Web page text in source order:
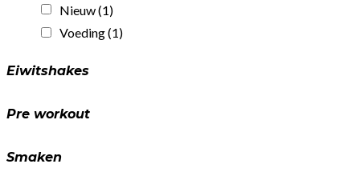
Nieuw(1)
Voeding(1)
Eiwitshakes
Pre workout
Smaken